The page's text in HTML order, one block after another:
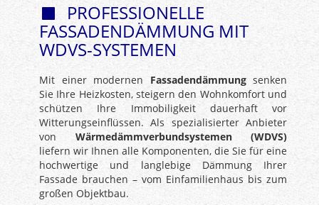
PROFESSIONELLE
FASSADENDÄMMUNG MIT
WDVS-SYSTEMEN
Mit einer modernen Fassadendämmungsenken
Sie Ihre Heizkosten, steigern den Wohnkomfort und
schützen Ihre Immobiligkeit dauerhaft vor
Witterungseinflüssen. Als spezialisierter Anbieter
von Wärmedämmverbundsystemen (WDVS)
liefern wir Ihnen alle Komponenten, die Sie für eine
hochwertige und langlebige Dämmung Ihrer
Fassade brauchen – vom Einfamilienhaus bis zum
großen Objektbau.